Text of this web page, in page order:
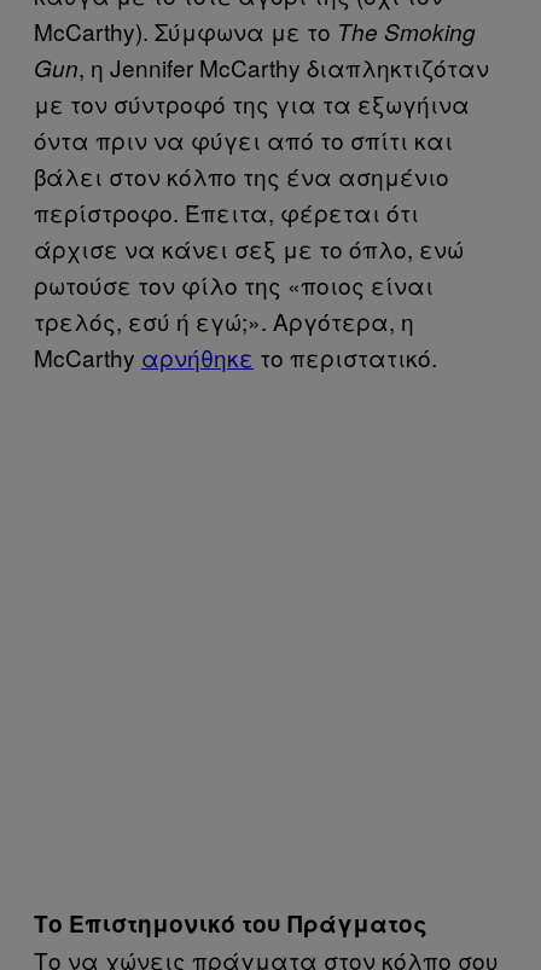
McCarthy). Σύμφωνα με το The Smoking
Gun, η Jennifer McCarthy διαπληκτιζόταν
με τον σύντροφό της για τα εξωγήινα
όντα πριν να φύγει από το σπίτι και
βάλει στον κόλπο της ένα ασημένιο
περίστροφο. Έπειτα, φέρεται ότι
άρχισε να κάνει σεξ με το όπλο, ενώ
ρωτούσε τον φίλο της «ποιος είναι
τρελός, εσύ ή εγώ;». Αργότερα, η
McCarthy αρνήθηκε το περιστατικό.
Το Επιστημονικό του Πράγματος
Το να χώνεις πράγματα στον κόλπο σου